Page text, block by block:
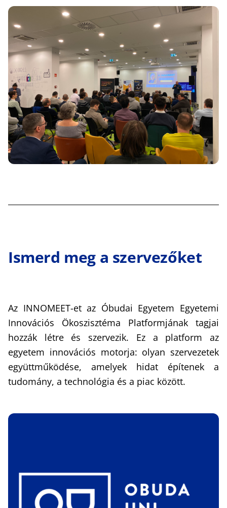
Ismerd meg a szervezőket
Az INNOMEET-et az Óbudai Egyetem Egyetemi
Innovációs Ökoszisztéma Platformjának tagjai
hozzák létre és szervezik. Ez a platform az
egyetem innovációs motorja: olyan szervezetek
együttműködése, amelyek hidat építenek a
tudomány, a technológia és a piac között.